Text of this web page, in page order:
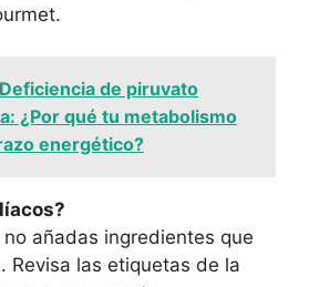
Deficiencia de piruvato
¿Por qué tu metabolismo
energético?
añadas ingredientes que
Revisa las etiquetas de la